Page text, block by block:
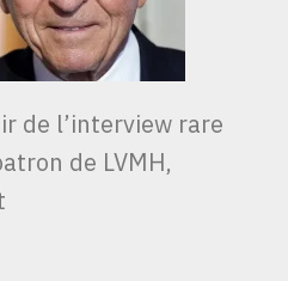
de l’interview rare
de LVMH,